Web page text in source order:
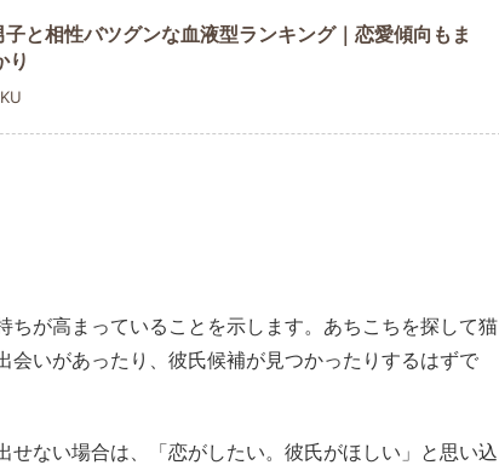
子と相性バツグンな血液型ランキング｜恋愛傾向もま
り
ちが高まっていることを示します。あちこちを探して猫
会いがあったり、彼氏候補が見つかったりするはずで
せない場合は、「恋がしたい。彼氏がほしい」と思い込